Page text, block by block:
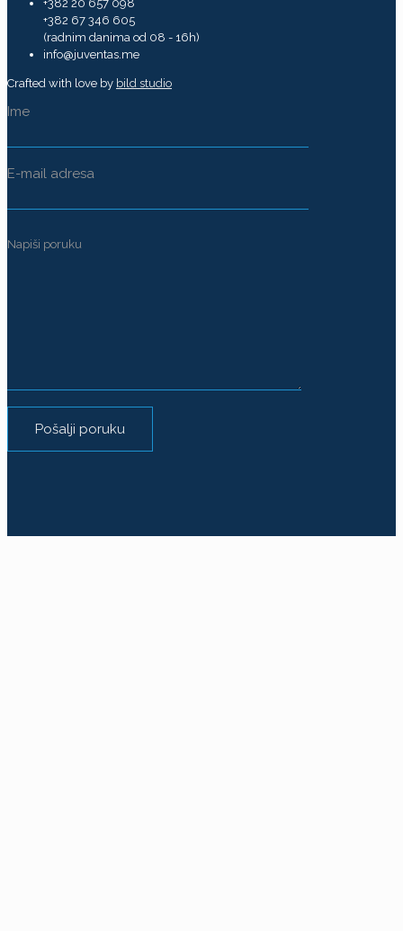
+382 20 657 098
+382 67 346 605
(radnim danima od 08 - 16h)
info@juventas.me
Crafted with love by bild studio